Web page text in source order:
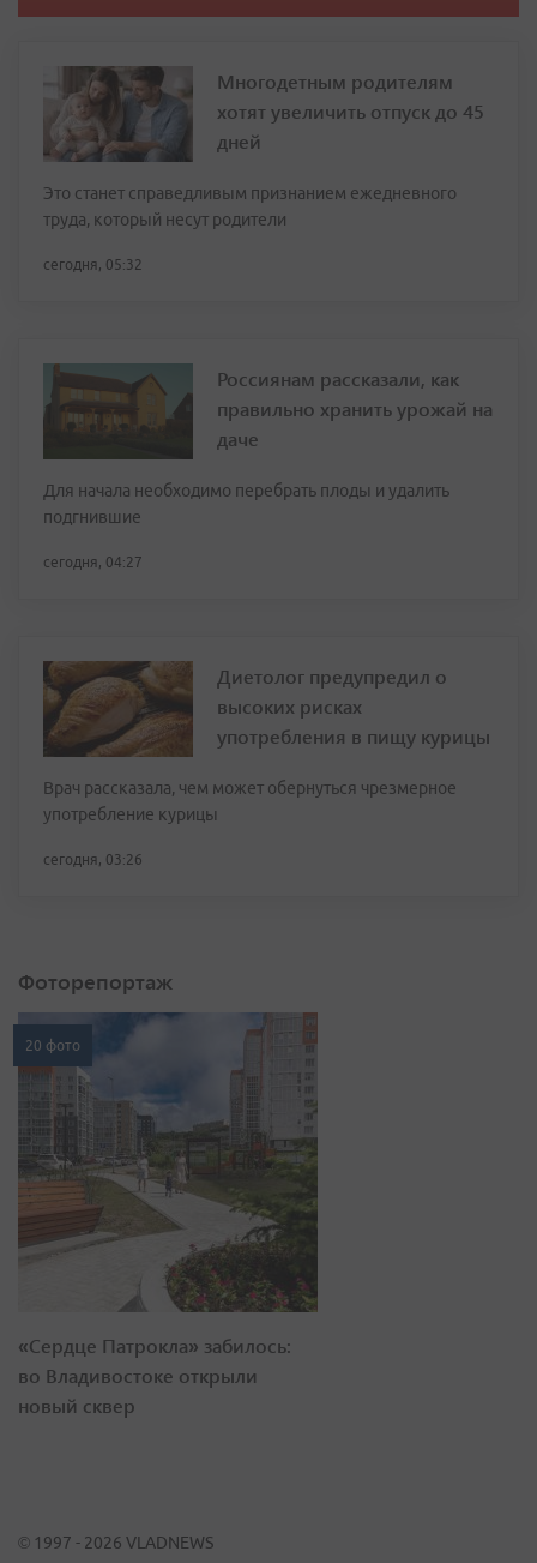
Многодетным родителям
хотят увеличить отпуск до 45
дней
Это станет справедливым признанием ежедневного
труда, который несут родители
сегодня, 05:32
Россиянам рассказали, как
правильно хранить урожай на
даче
Для начала необходимо перебрать плоды и удалить
подгнившие
сегодня, 04:27
Диетолог предупредил о
высоких рисках
употребления в пищу курицы
Врач рассказала, чем может обернуться чрезмерное
употребление курицы
сегодня, 03:26
Фоторепортаж
20 фото
«Сердце Патрокла» забилось:
во Владивостоке открыли
новый сквер
© 1997 - 2026 VLADNEWS